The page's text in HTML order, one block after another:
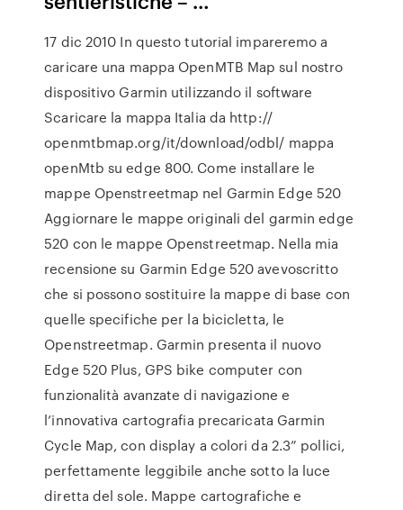
17 dic 2010 In questo tutorial impareremo a
caricare una mappa OpenMTB Map sul nostro
dispositivo Garmin utilizzando il software
Scaricare la mappa Italia da http://
openmtbmap.org/it/download/odbl/ mappa
openMtb su edge 800. Come installare le
mappe Openstreetmap nel Garmin Edge 520
Aggiornare le mappe originali del garmin edge
520 con le mappe Openstreetmap. Nella mia
recensione su Garmin Edge 520 avevoscritto
che si possono sostituire la mappe di base con
quelle specifiche per la bicicletta, le
Openstreetmap. Garmin presenta il nuovo
Edge 520 Plus, GPS bike computer con
funzionalità avanzate di navigazione e
l’innovativa cartografia precaricata Garmin
Cycle Map, con display a colori da 2.3” pollici,
perfettamente leggibile anche sotto la luce
diretta del sole. Mappe cartografiche e